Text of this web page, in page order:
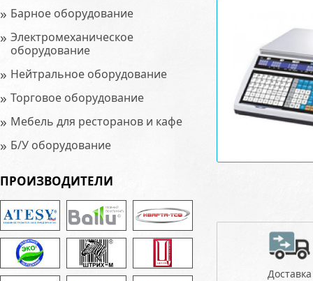
» Барное оборудование
» Электромеханическое
оборудование
» Нейтральное оборудование
» Торговое оборудование
» Мебель для ресторанов и кафе
» Б/У оборудование
ПРОИЗВОДИТЕЛИ
Доставка